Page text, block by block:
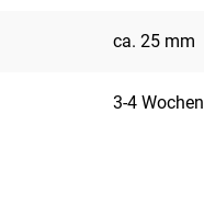
ca. 25 mm
3-4 Wochen